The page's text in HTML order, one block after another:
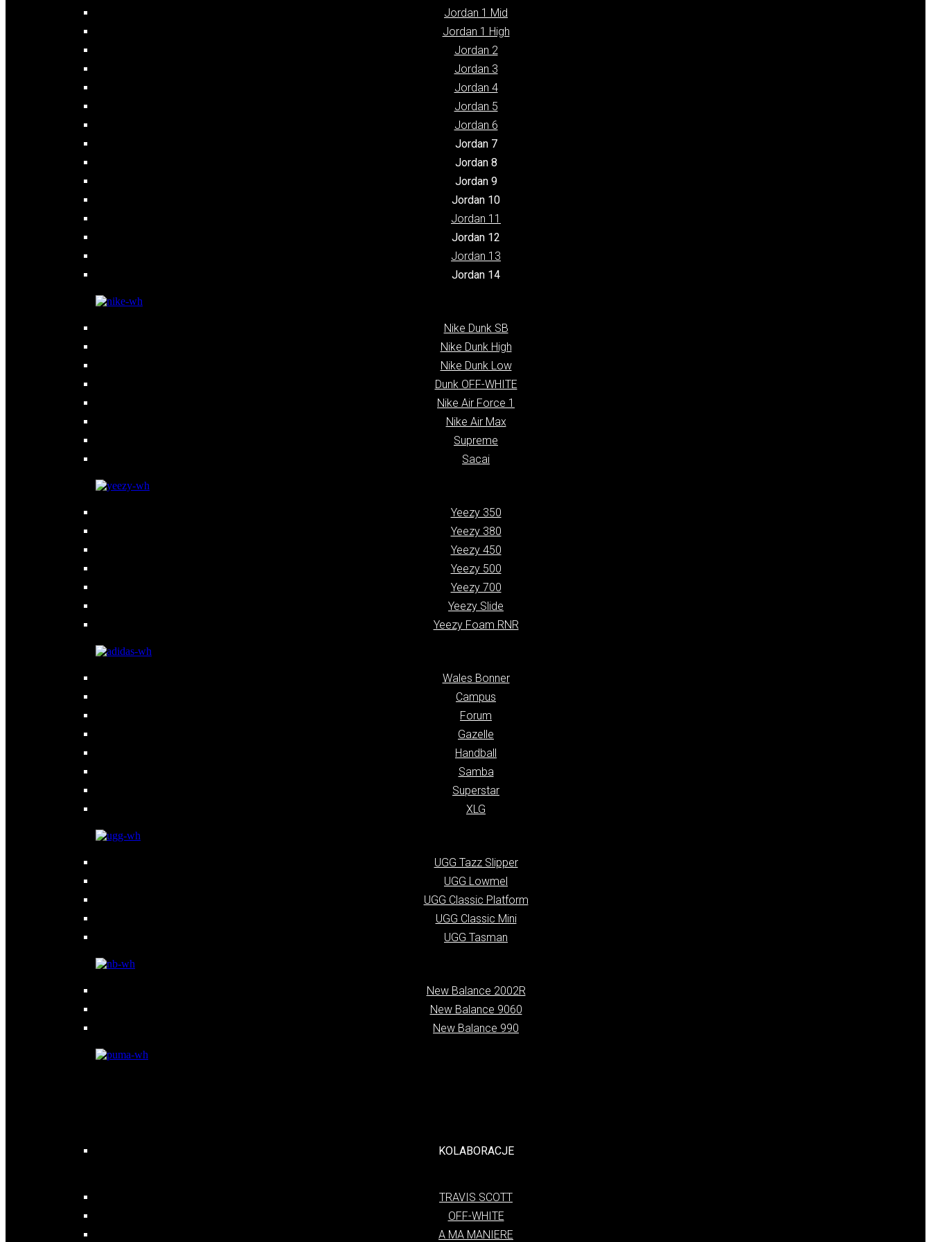
Jordan 1 Mid
Jordan 1 High
Jordan 2
Jordan 3
Jordan 4
Jordan 5
Jordan 6
Jordan 7
Jordan 8
Jordan 9
Jordan 10
Jordan 11
Jordan 12
Jordan 13
Jordan 14
Nike Dunk SB
Nike Dunk High
Nike Dunk Low
Dunk OFF-WHITE
Nike Air Force 1
Nike Air Max
Supreme
Sacai
Yeezy 350
Yeezy 380
Yeezy 450
Yeezy 500
Yeezy 700
Yeezy Slide
Yeezy Foam RNR
Wales Bonner
Campus
Forum
Gazelle
Handball
Samba
Superstar
XLG
UGG Tazz Slipper
UGG Lowmel
UGG Classic Platform
UGG Classic Mini
UGG Tasman
New Balance 2002R
New Balance 9060
New Balance 990
KOLABORACJE
TRAVIS SCOTT
OFF-WHITE
A MA MANIERE